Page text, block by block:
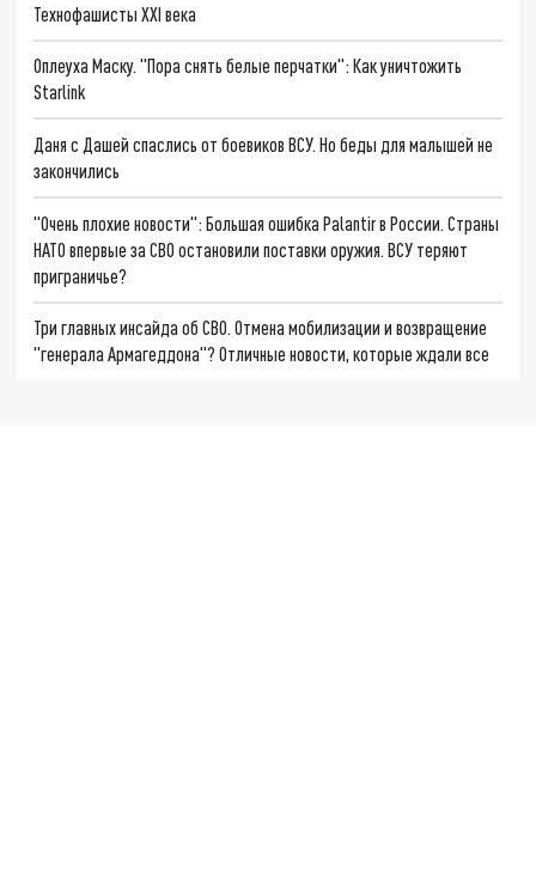
Технофашисты XXI века
Оплеуха Маску. "Пора снять белые перчатки": Как уничтожить
Starlink
Даня с Дашей спаслись от боевиков ВСУ. Но беды для малышей не
закончились
"Очень плохие новости": Большая ошибка Palantir в России. Страны
НАТО впервые за СВО остановили поставки оружия. ВСУ теряют
приграничье?
Три главных инсайда об СВО. Отмена мобилизации и возвращение
"генерала Армагеддона"? Отличные новости, которые ждали все